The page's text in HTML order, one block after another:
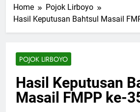
Home
Pojok Lirboyo
Hasil Keputusan Bahtsul Masail
POJOK LIRBOYO
Hasil Keputusan
Masail FMPP ke-